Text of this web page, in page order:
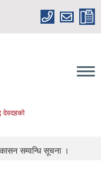
देवदहको
सम्वन्धि सूचना ।